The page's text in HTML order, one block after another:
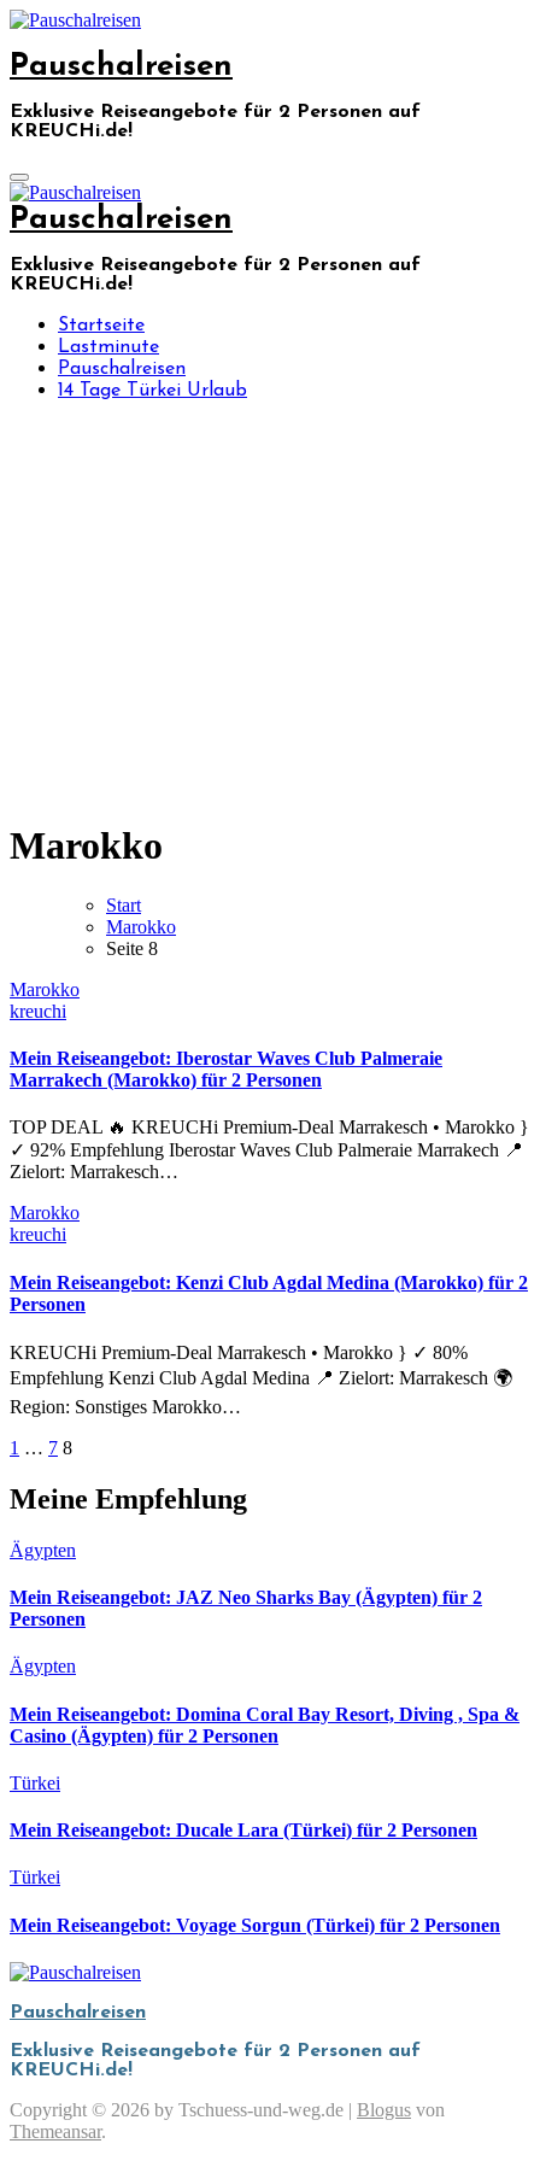
Skip
content
Pauschalreisen
Exklusive Reiseangebote für 2 Personen auf
KREUCHi.de!
Pauschalreisen
Exklusive Reiseangebote für 2 Personen auf
KREUCHi.de!
Startseite
Lastminute
Pauschalreisen
14 Tage Türkei Urlaub
Marokko
Start
Marokko
Seite 8
Marokko
kreuchi
Mein Reiseangebot: Iberostar Waves Club Palmeraie
Marrakech (Marokko) für 2 Personen
TOP DEAL 🔥 KREUCHi Premium-Deal Marrakesch • Marokko }
✓ 92% Empfehlung Iberostar Waves Club Palmeraie Marrakech 📍
Zielort: Marrakesch…
Marokko
kreuchi
Mein Reiseangebot: Kenzi Club Agdal Medina (Marokko) für 2
Personen
KREUCHi Premium-Deal Marrakesch • Marokko } ✓ 80%
Empfehlung Kenzi Club Agdal Medina 📍 Zielort: Marrakesch 🌍
Region: Sonstiges Marokko…
Seitennummerierung
der
Beiträge
1 … 7 8
Meine Empfehlung
Ägypten
Mein Reiseangebot: JAZ Neo Sharks Bay (Ägypten) für 2
Personen
Ägypten
Mein Reiseangebot: Domina Coral Bay Resort, Diving , Spa &
Casino (Ägypten) für 2 Personen
Türkei
Mein Reiseangebot: Ducale Lara (Türkei) für 2 Personen
Türkei
Mein Reiseangebot: Voyage Sorgun (Türkei) für 2 Personen
Pauschalreisen
Exklusive Reiseangebote für 2 Personen auf
KREUCHi.de!
Copyright © 2026 by Tschuess-und-weg.de | Blogus von
Themeansar.